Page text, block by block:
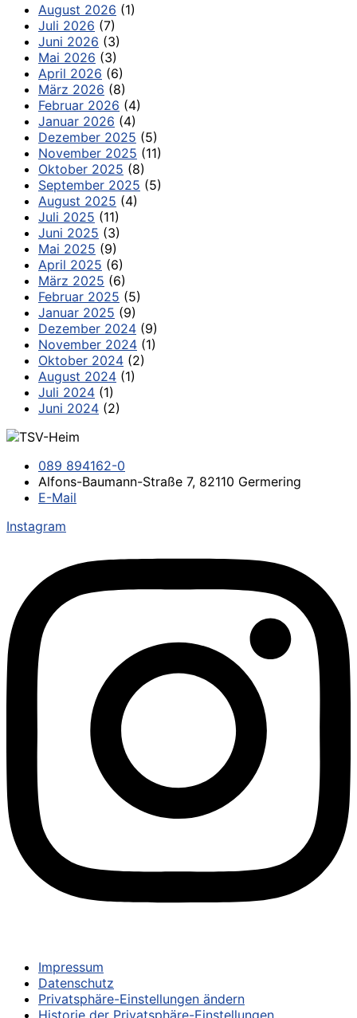
August 2026 (1)
Juli 2026 (7)
Juni 2026 (3)
Mai 2026 (3)
April 2026 (6)
März 2026 (8)
Februar 2026 (4)
Januar 2026 (4)
Dezember 2025 (5)
November 2025 (11)
Oktober 2025 (8)
September 2025 (5)
August 2025 (4)
Juli 2025 (11)
Juni 2025 (3)
Mai 2025 (9)
April 2025 (6)
März 2025 (6)
Februar 2025 (5)
Januar 2025 (9)
Dezember 2024 (9)
November 2024 (1)
Oktober 2024 (2)
August 2024 (1)
Juli 2024 (1)
Juni 2024 (2)
089 894162-0
Alfons-Baumann-Straße 7, 82110 Germering
E-Mail
Instagram
Impressum
Datenschutz
Privatsphäre-Einstellungen ändern